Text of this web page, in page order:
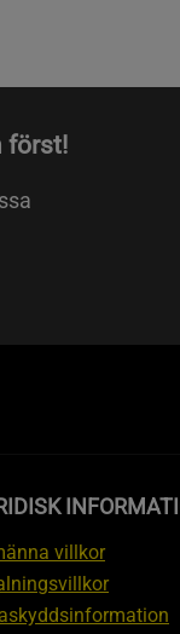
först!
villkor